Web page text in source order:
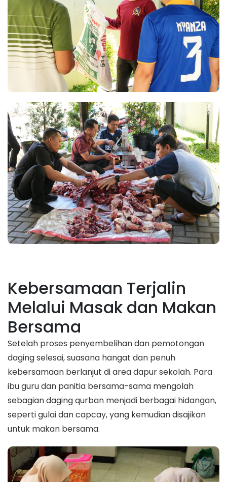
Kebersamaan Terjalin
Melalui Masak dan Makan
Bersama
Setelah proses penyembelihan dan pemotongan
daging selesai, suasana hangat dan penuh
kebersamaan berlanjut di area dapur sekolah. Para
ibu guru dan panitia bersama-sama mengolah
sebagian daging qurban menjadi berbagai hidangan,
seperti gulai dan capcay, yang kemudian disajikan
untuk makan bersama.